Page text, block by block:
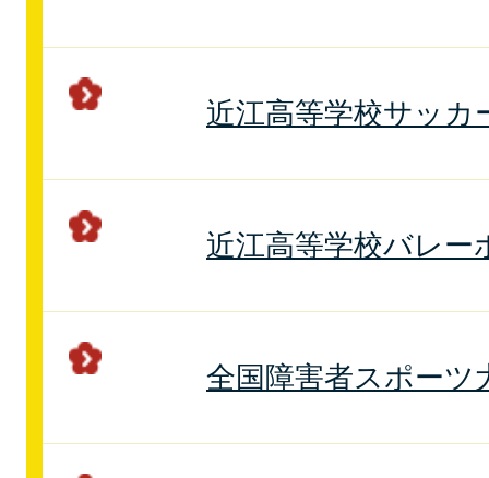
近江高等学校サッカ
近江高等学校バレー
全国障害者スポーツ